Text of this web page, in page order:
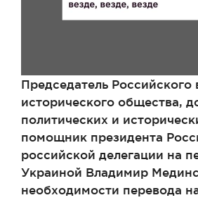
Председатель Российского
исторического общества,
политических и
помощник президента
российской делегации на
Украиной Владимир
необходимости перевода